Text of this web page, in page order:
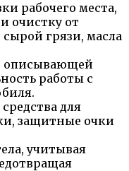
рабочего места,
очистку от
грязи, масла
описывающей
работы с
для
защитные очки
учитывая